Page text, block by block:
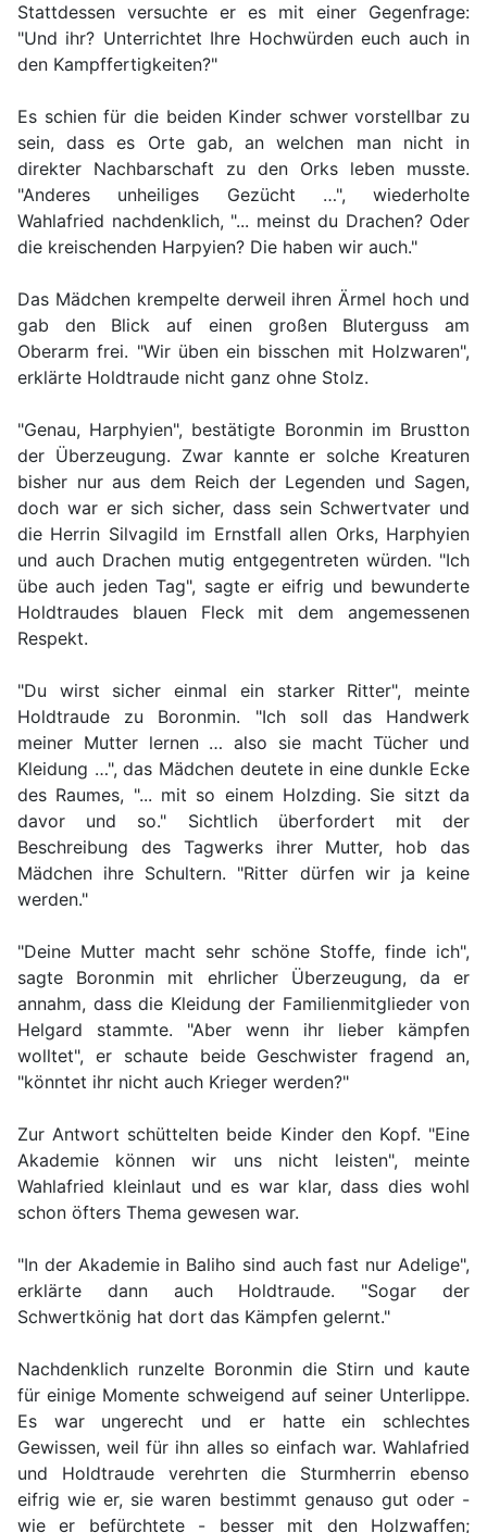
Stattdessen versuchte er es mit einer Gegenfrage:
"Und ihr? Unterrichtet Ihre Hochwürden euch auch in
den Kampffertigkeiten?"
Es schien für die beiden Kinder schwer vorstellbar zu
sein, dass es Orte gab, an welchen man nicht in
direkter Nachbarschaft zu den Orks leben musste.
"Anderes unheiliges Gezücht …", wiederholte
Wahlafried nachdenklich, "... meinst du Drachen? Oder
die kreischenden Harpyien? Die haben wir auch."
Das Mädchen krempelte derweil ihren Ärmel hoch und
gab den Blick auf einen großen Bluterguss am
Oberarm frei. "Wir üben ein bisschen mit Holzwaren",
erklärte Holdtraude nicht ganz ohne Stolz.
"Genau, Harphyien", bestätigte Boronmin im Brustton
der Überzeugung. Zwar kannte er solche Kreaturen
bisher nur aus dem Reich der Legenden und Sagen,
doch war er sich sicher, dass sein Schwertvater und
die Herrin Silvagild im Ernstfall allen Orks, Harphyien
und auch Drachen mutig entgegentreten würden. "Ich
übe auch jeden Tag", sagte er eifrig und bewunderte
Holdtraudes blauen Fleck mit dem angemessenen
Respekt.
"Du wirst sicher einmal ein starker Ritter", meinte
Holdtraude zu Boronmin. "Ich soll das Handwerk
meiner Mutter lernen … also sie macht Tücher und
Kleidung …", das Mädchen deutete in eine dunkle Ecke
des Raumes, "... mit so einem Holzding. Sie sitzt da
davor und so." Sichtlich überfordert mit der
Beschreibung des Tagwerks ihrer Mutter, hob das
Mädchen ihre Schultern. "Ritter dürfen wir ja keine
werden."
"Deine Mutter macht sehr schöne Stoffe, finde ich",
sagte Boronmin mit ehrlicher Überzeugung, da er
annahm, dass die Kleidung der Familienmitglieder von
Helgard stammte. "Aber wenn ihr lieber kämpfen
wolltet", er schaute beide Geschwister fragend an,
"könntet ihr nicht auch Krieger werden?"
Zur Antwort schüttelten beide Kinder den Kopf. "Eine
Akademie können wir uns nicht leisten", meinte
Wahlafried kleinlaut und es war klar, dass dies wohl
schon öfters Thema gewesen war.
"In der Akademie in Baliho sind auch fast nur Adelige",
erklärte dann auch Holdtraude. "Sogar der
Schwertkönig hat dort das Kämpfen gelernt."
Nachdenklich runzelte Boronmin die Stirn und kaute
für einige Momente schweigend auf seiner Unterlippe.
Es war ungerecht und er hatte ein schlechtes
Gewissen, weil für ihn alles so einfach war. Wahlafried
und Holdtraude verehrten die Sturmherrin ebenso
eifrig wie er, sie waren bestimmt genauso gut oder -
wie er befürchtete - besser mit den Holzwaffen;